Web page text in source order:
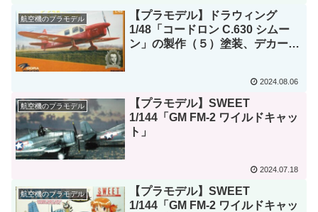
航空機のプラモデル
【プラモデル】ドラウィング
1/48「コードロン C.630 シムー
ン」の製作（５）塗装、デカール
2024.08.06
航空機のプラモデル
【プラモデル】SWEET
1/144「GM FM-2 ワイルドキャッ
ト」
2024.07.18
航空機のプラモデル
【プラモデル】SWEET
1/144「GM FM-2 ワイルドキャッ